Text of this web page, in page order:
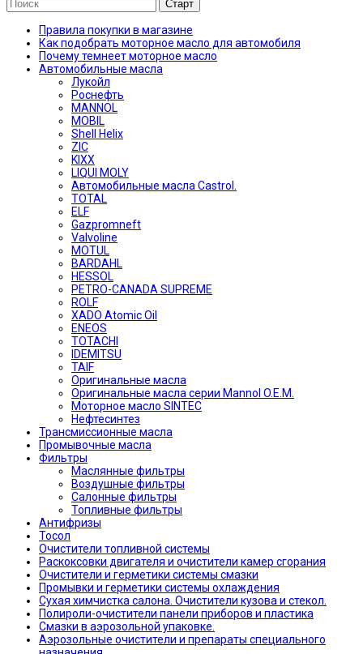
Правила покупки в магазине
Как подобрать моторное масло для автомобиля
Почему темнеет моторное масло
Автомобильные масла
Лукойл
Роснефть
MANNOL
MOBIL
Shell Helix
ZIC
KIXX
LIQUI MOLY
Автомобильные масла Castrol.
TOTAL
ELF
Gazpromneft
Valvoline
MOTUL
BARDAHL
HESSOL
PETRO-CANADA SUPREME
ROLF
XADO Atomic Oil
ENEOS
TOTACHI
IDEMITSU
TAIF
Оригинальные масла
Оригинальные масла серии Mannol O.E.M.
Моторное масло SINTEC
Нефтесинтез
Трансмиссионные масла
Промывочные масла
Фильтры
Маслянные фильтры
Воздушные фильтры
Салонные фильтры
Топливные фильтры
Антифризы
Тосол
Очистители топливной системы
Раскоксовки двигателя и очистители камер сгорания
Очистители и герметики системы смазки
Промывки и герметики системы охлаждения
Сухая химчистка салона. Очистители кузова и стекол.
Полироли-очистители панели приборов и пластика
Смазки в аэрозольной упаковке.
Аэрозольные очистители и препараты специального